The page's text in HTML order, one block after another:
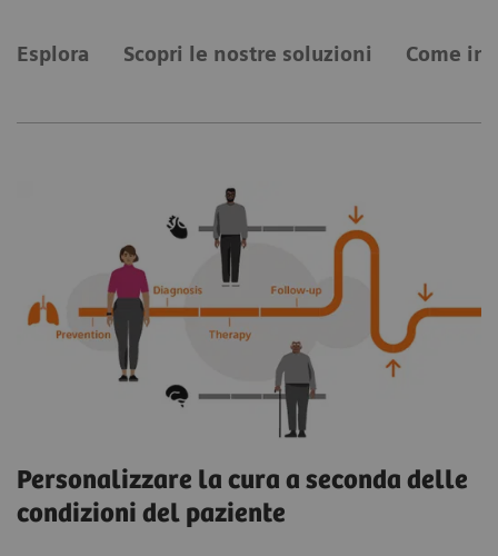
Esplora Scopri le nostre soluzioni Come
Personalizzare la cura a seconda delle
condizioni del paziente